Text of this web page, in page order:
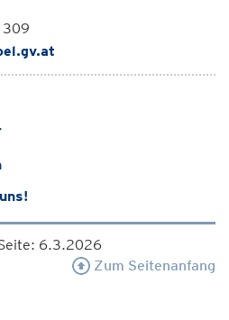
309
6.3.2026
Zum Seitenanfang